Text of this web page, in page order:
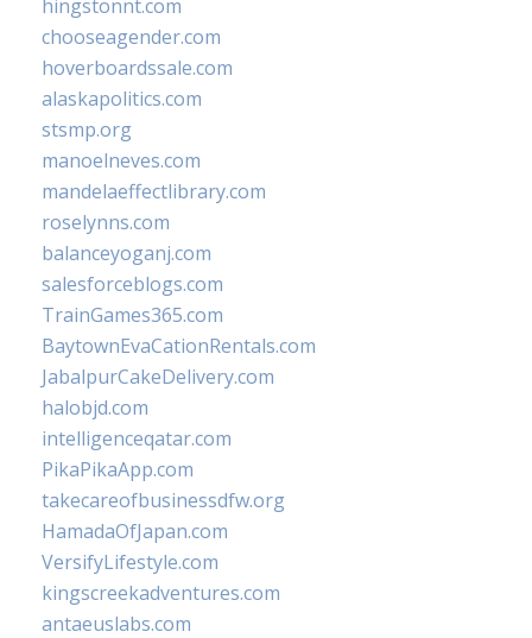
hingstonnt.com
chooseagender.com
hoverboardssale.com
alaskapolitics.com
stsmp.org
manoelneves.com
mandelaeffectlibrary.com
roselynns.com
balanceyoganj.com
salesforceblogs.com
TrainGames365.com
BaytownEvaCationRentals.com
JabalpurCakeDelivery.com
halobjd.com
intelligenceqatar.com
PikaPikaApp.com
takecareofbusinessdfw.org
HamadaOfJapan.com
VersifyLifestyle.com
kingscreekadventures.com
antaeuslabs.com